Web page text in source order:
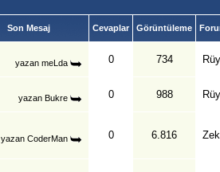
Son Mesaj Cevaplar Görüntüleme
yazan meLda 0 734
yazan Bukre 0 988
yazan CoderMan 0 6.816